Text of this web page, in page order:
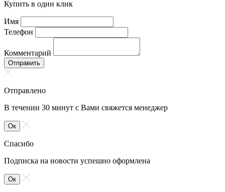
Купить в один клик
Имя
Телефон
Комментарий
Отправить
Отправлено
В течении 30 минут с Вами свяжется менеджер
Ок
Спасибо
Подписка на новости успешно оформлена
Ок